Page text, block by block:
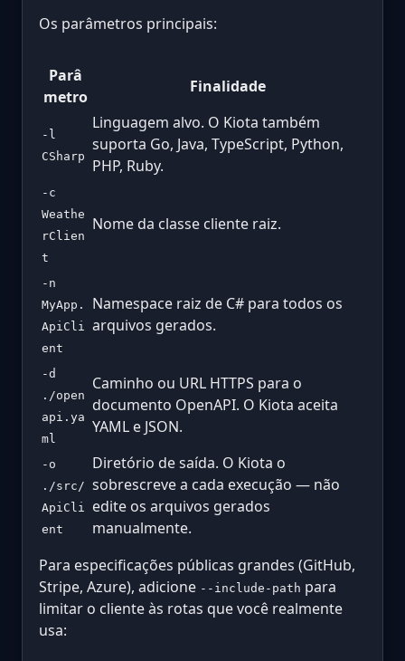
Os parâmetros principais:
Parâ
metro
Finalidade
-l
CSharp
Linguagem alvo. O Kiota também
suporta Go, Java, TypeScript, Python,
PHP, Ruby.
-c
Weathe
rClien
t
Nome da classe cliente raiz.
-n
MyApp.
ApiCli
ent
Namespace raiz de C# para todos os
arquivos gerados.
-d
./open
api.ya
ml
Caminho ou URL HTTPS para o
documento OpenAPI. O Kiota aceita
YAML e JSON.
-o
./src/
ApiCli
ent
Diretório de saída. O Kiota o
sobrescreve a cada execução — não
edite os arquivos gerados
manualmente.
Para especificações públicas grandes (GitHub,
Stripe, Azure), adicione --include-path para
limitar o cliente às rotas que você realmente
usa: